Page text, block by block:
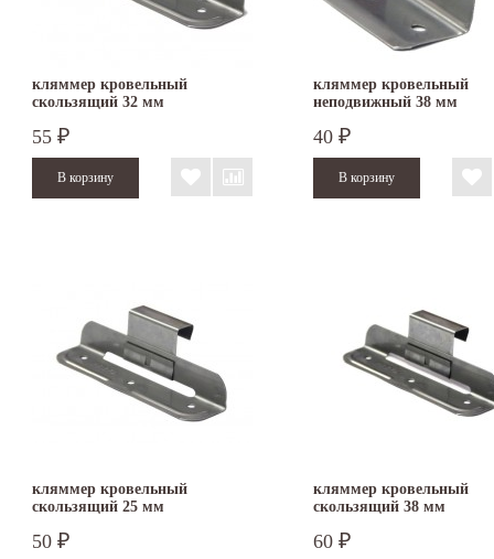
кляммер кровельный
скользящий 32 мм
55 ₽
кляммер кровельный
неподвижный 38 мм
40 ₽
кляммер кровельный
скользящий 25 мм
50 ₽
кляммер кровельный
скользящий 38 мм
60 ₽